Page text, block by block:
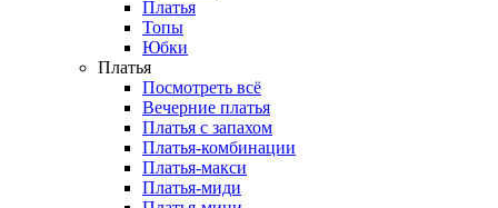
Платья
Топы
Юбки
Платья
Посмотреть всё
Вечерние платья
Платья с запахом
Платья-комбинации
Платья-макси
Платья-миди